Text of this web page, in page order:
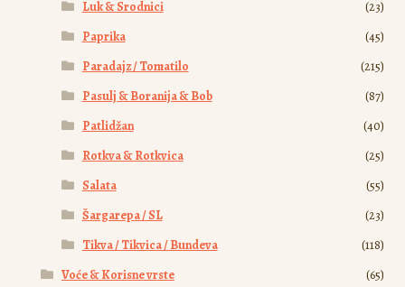
Luk & Srodnici
(23)
Paprika
(45)
Paradajz / Tomatilo
(215)
Pasulj & Boranija & Bob
(87)
Patlidžan
(40)
Rotkva & Rotkvica
(25)
Salata
(55)
Šargarepa / SL
(23)
Tikva / Tikvica / Bundeva
(118)
Voće & Korisne vrste
(65)